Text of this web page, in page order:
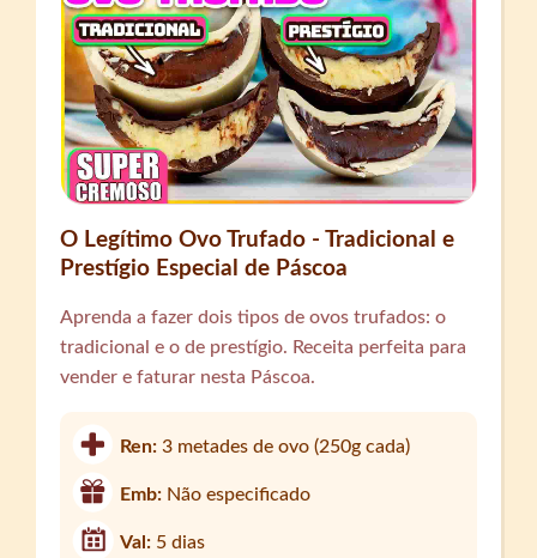
O Legítimo Ovo Trufado - Tradicional e
Prestígio Especial de Páscoa
Aprenda a fazer dois tipos de ovos trufados: o
tradicional e o de prestígio. Receita perfeita para
vender e faturar nesta Páscoa.
Ren:3 metades de ovo (250g cada)
Emb: Não especificado
Val: 5 dias